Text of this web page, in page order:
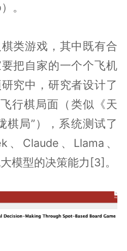
。
类游戏，其中既有合
把自家的一个个飞机
究中，研究者设计了
行棋局面（类似《天
棋局”），系统测试了
、Claude、Llama、
模型的决策能力[3]。